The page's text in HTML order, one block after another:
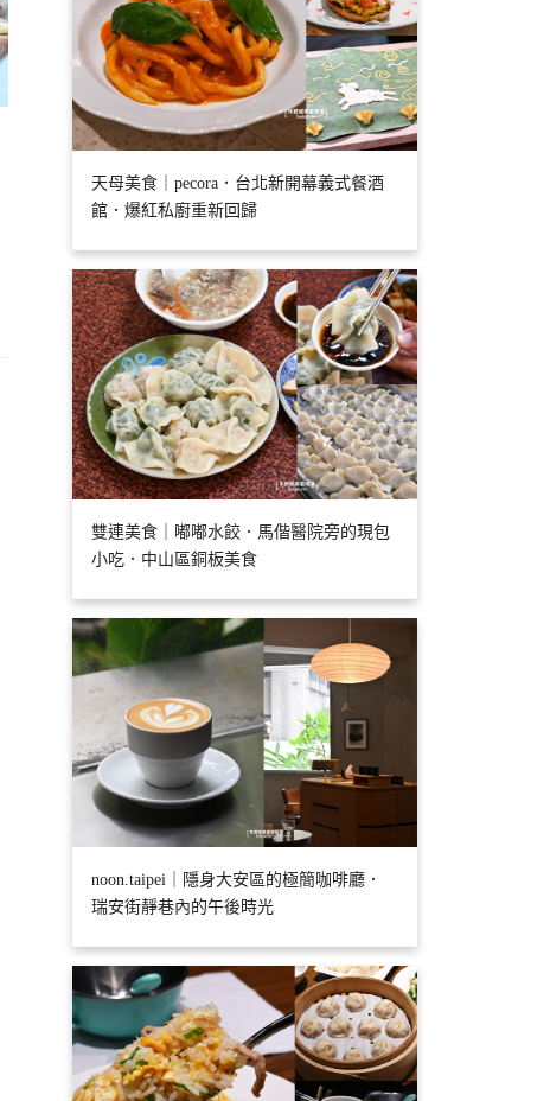
天母美食｜pecora．台北新開幕義式餐酒
館．爆紅私廚重新回歸
雙連美食｜嘟嘟水餃．馬偕醫院旁的現包
小吃．中山區銅板美食
noon.taipei｜隱身大安區的極簡咖啡廳．
瑞安街靜巷內的午後時光